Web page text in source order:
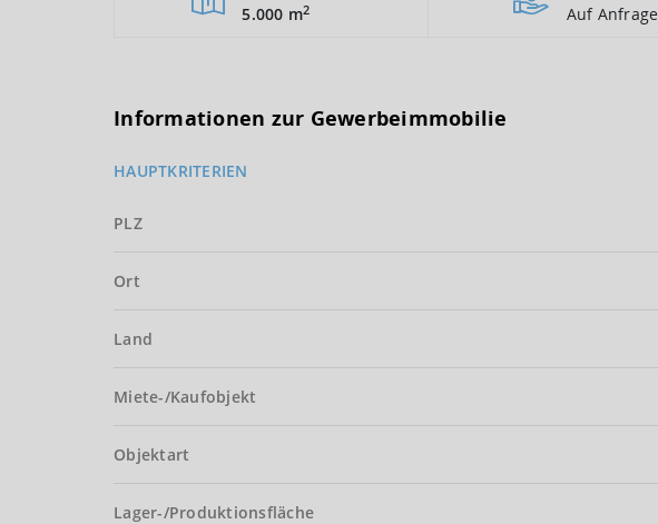
5.000 m2 Auf Anfrage
Informationen zur Gewerbeimmobilie
HAUPTKRITERIEN
PLZ
Ort
Land
Miete-/Kaufobjekt
Objektart
Lager-/Produktionsfläche